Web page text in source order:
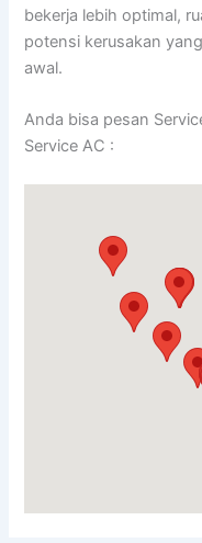
bekerja lebih optimal,
potensi kerusakan
awal.
Anda bisa pesan
Service AC :